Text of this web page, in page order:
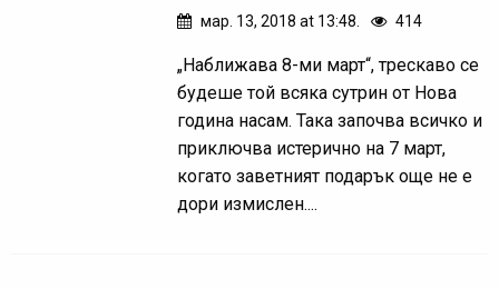
мар. 13, 2018 at 13:48. 414
„Наближава 8-ми март“, трескаво се
будеше той всяка сутрин от Нова
година насам. Така започва всичко и
приключва истерично на 7 март,
когато заветният подарък още не е
дори измислен....